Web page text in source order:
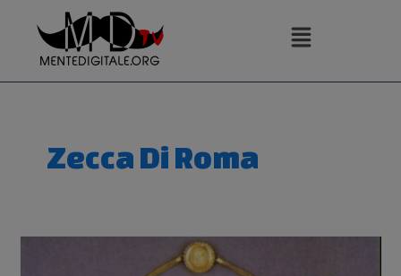
contenuto
Zecca Di Roma